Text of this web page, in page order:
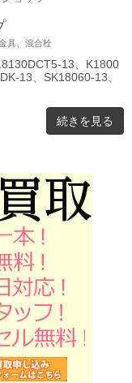
具 混合栓
13、K1800
13、SK18060-13、
続きを見る